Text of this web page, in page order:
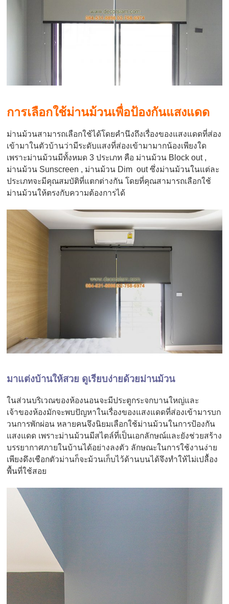
การเลือกใช้ม่านม้วนเพื่อป้องกันแสงแดด
ม่านม้วนสามารถเลือกใช้ได้โดยคำนึงถึงเรื่องของแสงแดดที่ส่อง
เข้ามาในตัวบ้านว่ามีระดับแสงที่ส่องเข้ามามากน้องเพียงใด
เพราะม่านม้วนมีทั้งหมด 3 ประเภท คือ ม่านม้วน Block out ,
ม่านม้วน Sunscreen , ม่านม้วน Dim out ซึ่งม่านม้วนในแต่ละ
ประเภทจะมีคุณสมบัติที่แตกต่างกัน โดยที่คุณสามารถเลือกใช้
ม่านม้วนให้ตรงกับความต้องการได้
มาแต่งบ้านให้สวย ดูเรียบง่ายด้วยม่านม้วน
ในส่วนบริเวณของห้องนอนจะมีประตูกระจกบานใหญ่และ
เจ้าของห้องมักจะพบปัญหาในเรื่องของแสงแดดที่ส่องเข้ามารบก
วนการพักผ่อน หลายคนจึงนิยมเลือกใช้ม่านม้วนในการป้องกัน
แสงแดด เพราะม่านม้วนมีสไตล์ที่เป็นเอกลักษณ์และยังช่วยสร้าง
บรรยากาศภายในบ้านได้อย่างลงตัว ลักษณะในการใช้งานง่าย
เพียงดึงเชือกตัวม่านก็จะม้วนเก็บไว้ด้านบนได้จึงทำให้ไม่เปลื้อง
พื้นที่ใช้สอย